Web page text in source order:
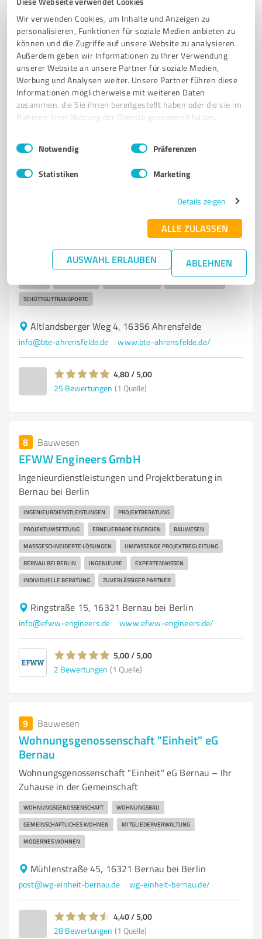
Wir verwenden Cookies, um Inhalte und Anzeigen zu
personalisieren, Funktionen für soziale Medien anbieten zu
können und die Zugriffe auf unsere Website zu analysieren.
Außerdem geben wir Informationen zu Ihrer Verwendung
unserer Website an unsere Partner für soziale Medien,
Werbung und Analysen weiter. Unsere Partner führen diese
Informationen möglicherweise mit weiteren Daten
zusammen, die Sie ihnen bereitgestellt haben oder die sie im
Rahmen Ihrer Nutzung der Dienste gesammelt haben.
Impressum Datenschutzbestimmungen
Einwilligungsauswahl
Notwendig Präferenzen
Statistiken Marketing
Details zeigen
ALLE ZULASSEN
AUSWAHL ERLAUBEN ABLEHNEN
TROCKENBAU INNENAUSBAU WERNEUCHEN
DACHAUSBAU SCHALLSCHUTZ FEUCHTESCHUTZ DÄMMUNG
TRENNWANDSYSTEME NACHHALTIGE MATERIALIEN
HANDWERKSKAMMER INDIVIDUELLE LÖSUNGEN
Aldanstraße 11, 16321 Bernau bei Berlin
Tel. 033398 263130
info@mn-gbr.com
www.mn-gbr.com/
5,00 / 5,00
Bewertungen
BTE Ahrensfelde e.K. – Erdbau, Transporte und
Baustoffhandel in Ahrensfelde
SCHÜTTGUTTRANSPORTE
Altlandsberger Weg 4, 16356 Ahrensfelde
info@bte-ahrensfelde.de www.bte-ahrensfelde.de/
4,80 / 5,00
25 Bewertungen (1 Quelle)
8 Bauwesen
EFWW Engineers GmbH
Ingenieurdienstleistungen und Projektberatung in
Bernau bei Berlin
INGENIEURDIENSTLEISTUNGEN PROJEKTBERATUNG
PROJEKTUMSETZUNG ERNEUERBARE ENERGIEN BAUWESEN
MASSGESCHNEIDERTE LÖSUNGEN UMFASSENDE PROJEKTBEGLEITUNG
BERNAU BEI BERLIN INGENIEURE EXPERTENWISSEN
INDIVIDUELLE BERATUNG ZUVERLÄSSIGER PARTNER
Ringstraße 15, 16321 Bernau bei Berlin
info@efww-engineers.de www.efww-engineers.de/
5,00 / 5,00
2 Bewertungen (1 Quelle)
9 Bauwesen
Wohnungsgenossenschaft "Einheit" eG
Bernau
Wohnungsgenossenschaft "Einheit" eG Bernau – Ihr
Zuhause in der Gemeinschaft
WOHNUNGSGENOSSENSCHAFT WOHNUNGSBAU
GEMEINSCHAFTLICHES WOHNEN MITGLIEDERVERWALTUNG
MODERNES WOHNEN
Mühlenstraße 45, 16321 Bernau bei Berlin
post@wg-einheit-bernau.de wg-einheit-bernau.de/
4,40 / 5,00
28 Bewertungen (1 Quelle)